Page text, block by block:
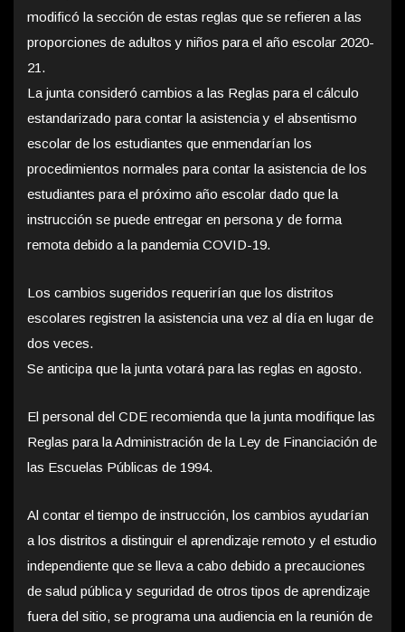
modificó la sección de estas reglas que se refieren a las
proporciones de adultos y niños para el año escolar 2020-
21.
La junta consideró cambios a las Reglas para el cálculo
estandarizado para contar la asistencia y el absentismo
escolar de los estudiantes que enmendarían los
procedimientos normales para contar la asistencia de los
estudiantes para el próximo año escolar dado que la
instrucción se puede entregar en persona y de forma
remota debido a la pandemia COVID-19.
Los cambios sugeridos requerirían que los distritos
escolares registren la asistencia una vez al día en lugar de
dos veces.
Se anticipa que la junta votará para las reglas en agosto.
El personal del CDE recomienda que la junta modifique las
Reglas para la Administración de la Ley de Financiación de
las Escuelas Públicas de 1994.
Al contar el tiempo de instrucción, los cambios ayudarían
a los distritos a distinguir el aprendizaje remoto y el estudio
independiente que se lleva a cabo debido a precauciones
de salud pública y seguridad de otros tipos de aprendizaje
fuera del sitio, se programa una audiencia en la reunión de